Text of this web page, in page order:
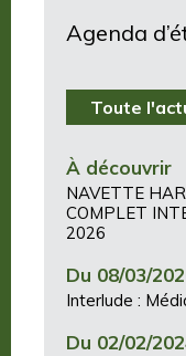
Agenda
Toute
À découvrir
NAVETTE
COMPLET
2026
Du 08/03/
Interlude :
Du 02/02/